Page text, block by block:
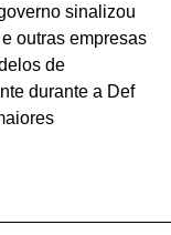
sinalizou
outras empresas
de
durante a Def